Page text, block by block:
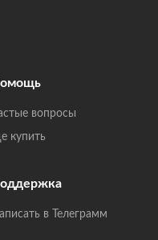
вопросы
купить
в Телеграмм